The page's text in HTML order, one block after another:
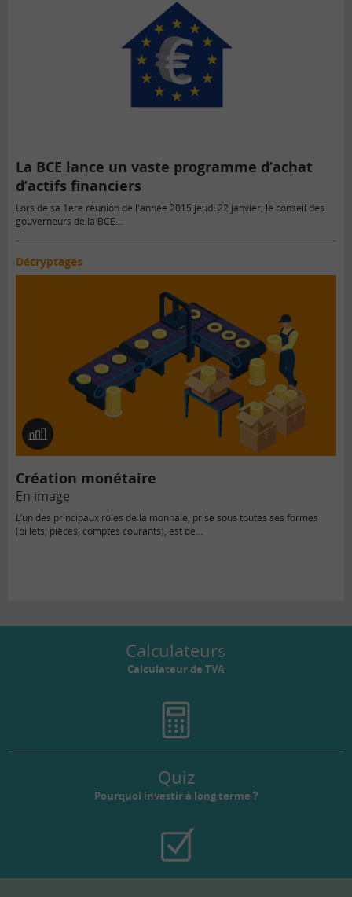
La BCE lance un vaste programme d’achat
d’actifs financiers
Lors de sa 1ere réunion de l'année 2015 jeudi 22 janvier, le conseil des
gouverneurs de la BCE…
Décryptages
En
image
Création monétaire
En image
L’un des principaux rôles de la monnaie, prise sous toutes ses formes
(billets, pièces, comptes courants), est de…
Calculateurs
Calculateur de TVA
Quiz
Pourquoi investir à long terme ?